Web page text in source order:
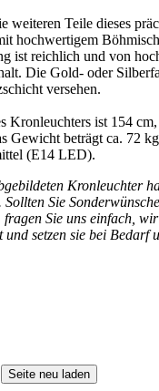
weiteren Teile dieses
hochwertigem
ist reichlich und von
Die Gold- oder
versehen.
Kronleuchters ist 154
Gewicht beträgt ca. 72
(E14 LED).
Kronleuchter
Sie
Sie uns einfach,
setzen sie bei Bedarf
Seite neu laden